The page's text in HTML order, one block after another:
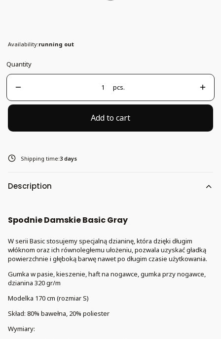
Availability:running out
Quantity
pcs.
Add to cart
Shipping time:3 days
Description
Spodnie Damskie Basic Gray
W serii Basic stosujemy specjalną dzianinę, która dzięki długim
włóknom oraz ich równoległemu ułożeniu, pozwala uzyskać gładką
powierzchnie i głęboką barwę nawet po długim czasie użytkowania.
Gumka w pasie, kieszenie, haft na nogawce, gumka przy nogawce,
dzianina 320 gr/m
Modelka 170 cm (rozmiar S)
Skład: 80% bawełna, 20% poliester
Wymiary: